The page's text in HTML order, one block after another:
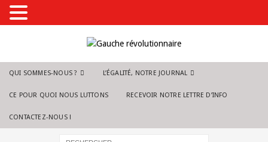
QUI SOMMES-NOUS ? L’ÉGALITÉ, NOTRE JOURNAL
CE POUR QUOI NOUS LUTTONS RECEVOIR NOTRE LETTRE D’INFO
CONTACTEZ-NOUS !